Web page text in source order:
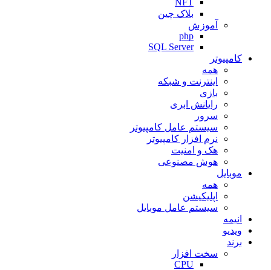
NFT
بلاک چین
آموزش
php
SQL Server
کامپیوتر
همه
اینترنت و شبکه
بازی
رایانش ابری
سرور
سیستم عامل کامپیوتر
نرم افزار کامپیوتر
هک و امنیت
هوش مصنوعی
موبایل
همه
اپلیکیشن
سیستم عامل موبایل
انیمه
ویدیو
برند
سخت افزار
CPU